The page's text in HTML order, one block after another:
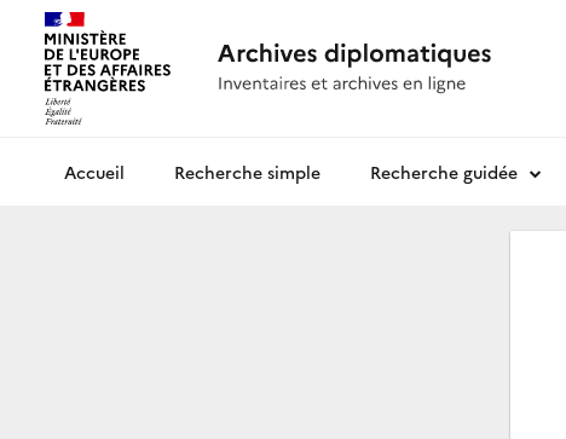
Archives diplomatiquesRecherche simple Recherche guidée